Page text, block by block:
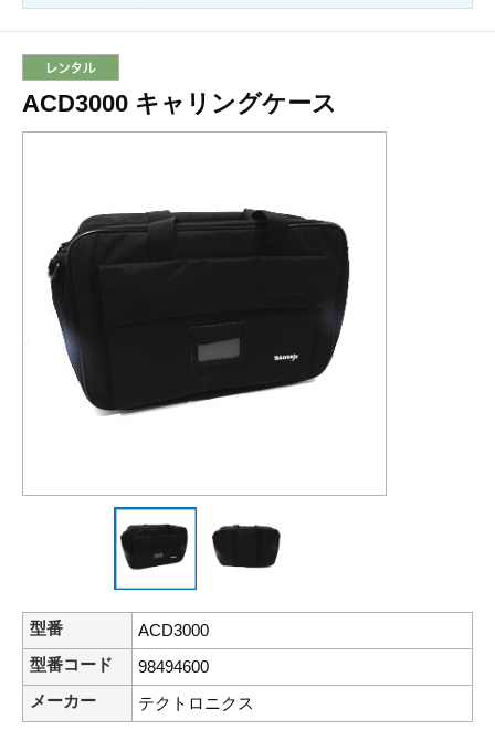
ACD3000 キャリングケース
型番
ACD3000
型番コード
98494600
メーカー
テクトロニクス